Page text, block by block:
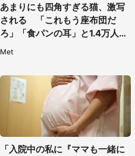
あまりにも四角すぎる猫、激写
される 「これもう座布団だ
ろ」「食パンの耳」と1.4万人困
惑
Met
「入院中の私に『ママも一緒に